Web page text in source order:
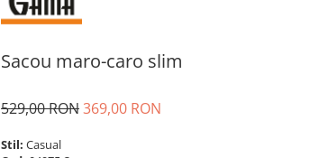
Sacou maro-caro slim
529,00 RON369,00 RON
Stil: Casual